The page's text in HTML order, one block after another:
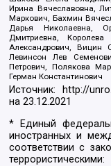
Ирина Вячеславовна,
Маркович, Бахмин
Дарья Николаевна,
Дмитриевна,
Александрович, Вицин
Левинсон Лев
Петрович, Полякова
Герман Константинович
Источник: http://
на23.12.2021
* Единый
иностранных и
соответствии с
террористическими: